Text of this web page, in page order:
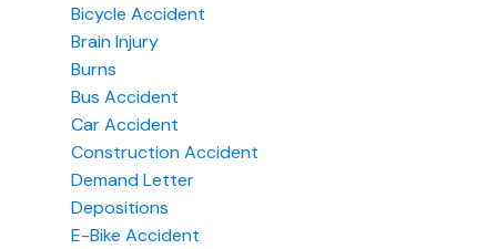
Bicycle Accident
Brain Injury
Burns
Bus Accident
Car Accident
Construction Accident
Demand Letter
Depositions
E-Bike Accident